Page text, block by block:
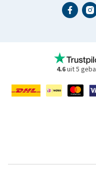
4.6uit 5